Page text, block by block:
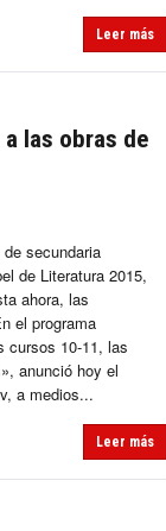
Leer más
las obras de
secundaria
de Literatura 2015,
ahora, las
el programa
cursos 10-11, las
anunció hoy el
a medios...
Leer más